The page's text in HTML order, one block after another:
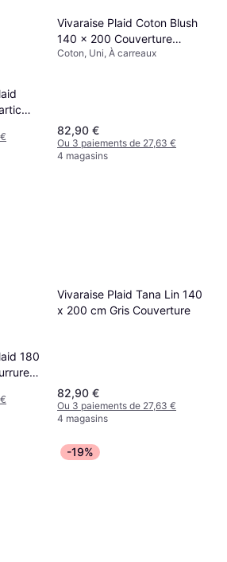
Vivaraise Plaid Coton Blush
140 x 200 Couverture
Marron, Bleu, Beige, Or Rose,
Coton, Uni, À carreaux
82,90 €
Ou 3 paiements de 27,63 €
4 magasins
180
Vivaraise Plaid Tana Lin 140
x 200 cm Gris Couverture
82,90 €
Ou 3 paiements de 27,63 €
4 magasins
-19%